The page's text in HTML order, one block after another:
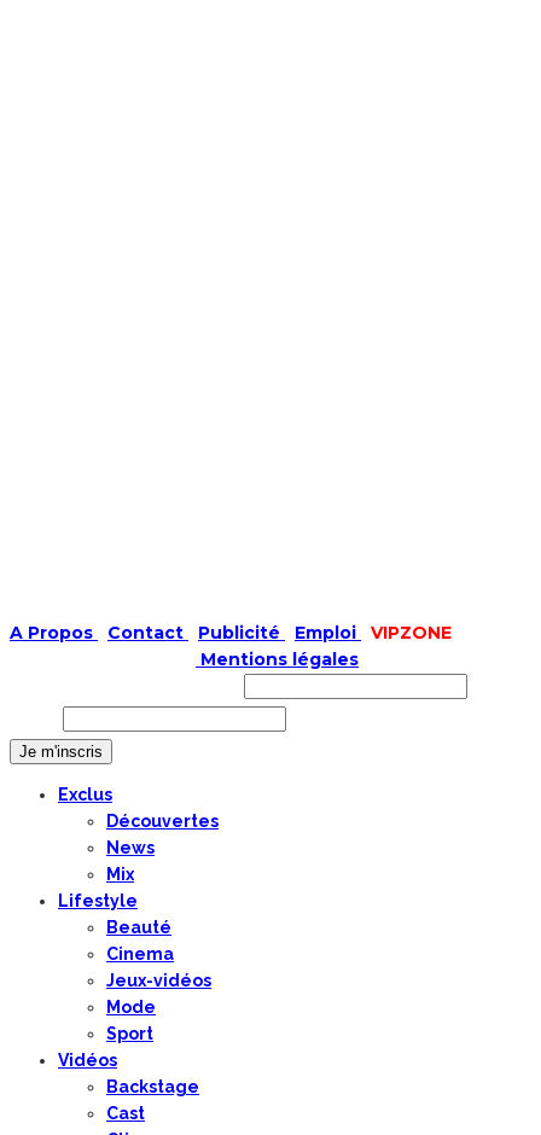
A Propos Contact Publicité Emploi
VIPZONE
Mentions légales
Exclus
Découvertes
News
Mix
Lifestyle
Beauté
Cinema
Jeux-vidéos
Mode
Sport
Vidéos
Backstage
Cast